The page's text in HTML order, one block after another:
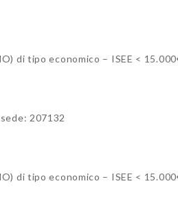
di tipo economico – ISEE <
207132
di tipo economico – ISEE <